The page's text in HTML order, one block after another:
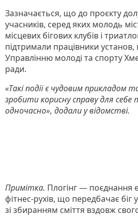
Зазначається, що до проєкту
учасників, серед яких молодь
місцевих бігових клубів і
підтримали працівники
Управлінню молоді та спорту
ради.
«Такі події є чудовим прикладом
зробити корисну справу для себе
одночасно», додали у відомстві.
Примітка. Плогінг — поєднання
фітнес-рухів, що передбачає біг
зі збиранням сміття вздовж